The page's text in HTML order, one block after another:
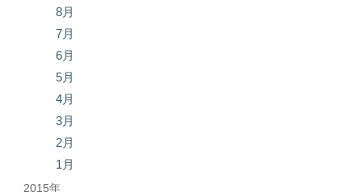
8月
7月
6月
5月
4月
3月
2月
1月
2015年